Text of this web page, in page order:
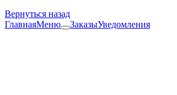
Вернуться назад
ГлавнаяМеню ЗаказыУведомления